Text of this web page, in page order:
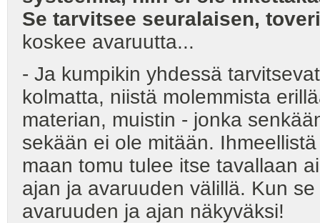
Se tarvitsee seuralaisen,
koskee avaruutta...
- Ja kumpikin yhdessä
kolmatta, niistä molemmista
materian, muistin - jonka
sekään ei ole mitään.
maan tomu tulee itse tavallaan
ajan ja avaruuden välillä. Kun
avaruuden ja ajan näkyväksi!